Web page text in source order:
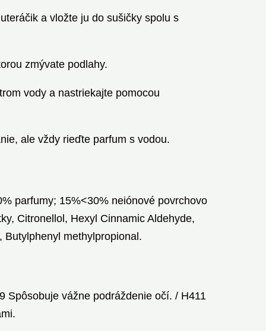
a vložte ju do sušičky spolu s
zmývate podlahy.
vody a nastriekajte pomocou
ale vždy rieďte parfum s vodou.
parfumy; 15%<30% neiónové povrchovo
Citronellol, Hexyl Cinnamic Aldehyde,
methylpropional.
Spôsobuje vážne podráždenie očí. / H411